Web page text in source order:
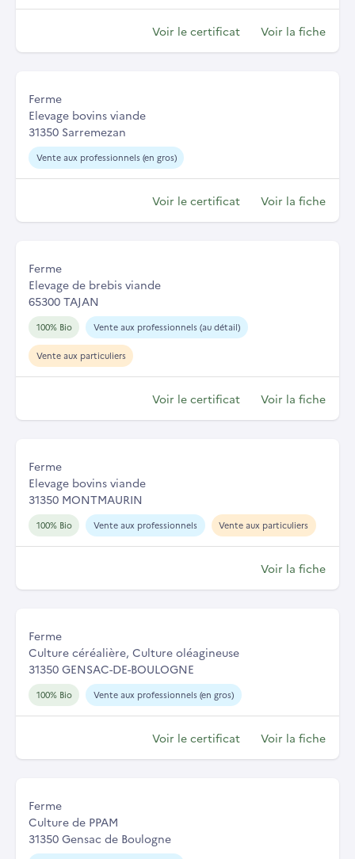
Voir le certificat Voir la fiche
Ferme
Elevage bovins viande
31350 Sarremezan
Vente aux professionnels (en gros)
Voir le certificat Voir la fiche
Ferme
Elevage de brebis viande
65300 TAJAN
100% Bio Vente aux professionnels (au détail)
Vente aux particuliers
Voir le certificat Voir la fiche
Ferme
Elevage bovins viande
31350 MONTMAURIN
100% Bio Vente aux professionnels Vente aux particuliers
Voir la fiche
Ferme
Culture céréalière, Culture oléagineuse
31350 GENSAC-DE-BOULOGNE
100% Bio Vente aux professionnels (en gros)
Voir le certificat Voir la fiche
Ferme
Culture de PPAM
31350 Gensac de Boulogne